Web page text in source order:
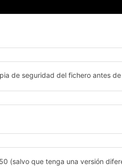
de seguridad del fichero antes
(salvo que tenga una versión